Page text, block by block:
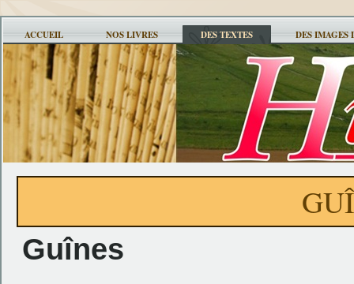
ACCUEIL NOS LIVRES DES TEXTES DES IMAGES
Guînes